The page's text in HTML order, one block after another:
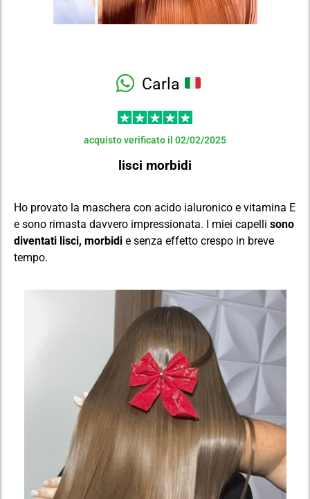
Carla
acquisto verificato il 02/02/2025
lisci morbidi
Ho provato la maschera con acido ialuronico e vitamina E
e sono rimasta davvero impressionata. I miei capelli sono
diventati lisci, morbidi e senza effetto crespo in breve
tempo.